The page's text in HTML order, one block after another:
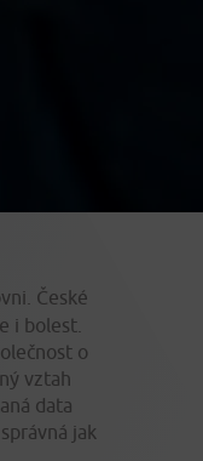
České
i bolest.
o
vztah
data
jak